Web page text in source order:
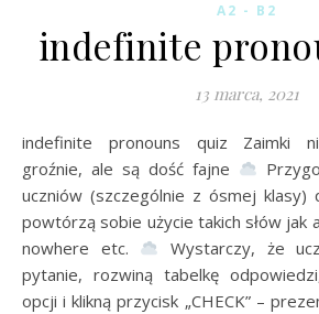
A2 - B2
indefinite
13 marca, 2021
indefinite pronouns quiz Zaimki nieokreślone brzmią
groźnie, ale są dość fajne
uczniów (szczególnie z ósmej klasy)
powtórzą sobie użycie takich słów jak
nowhere etc.
Wystarczy, że
pytanie, rozwiną tabelkę
opcji i klikną przycisk „CHECK” –